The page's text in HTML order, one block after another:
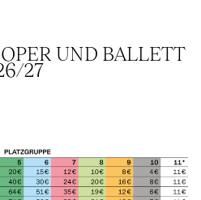
UND BALLETT
27